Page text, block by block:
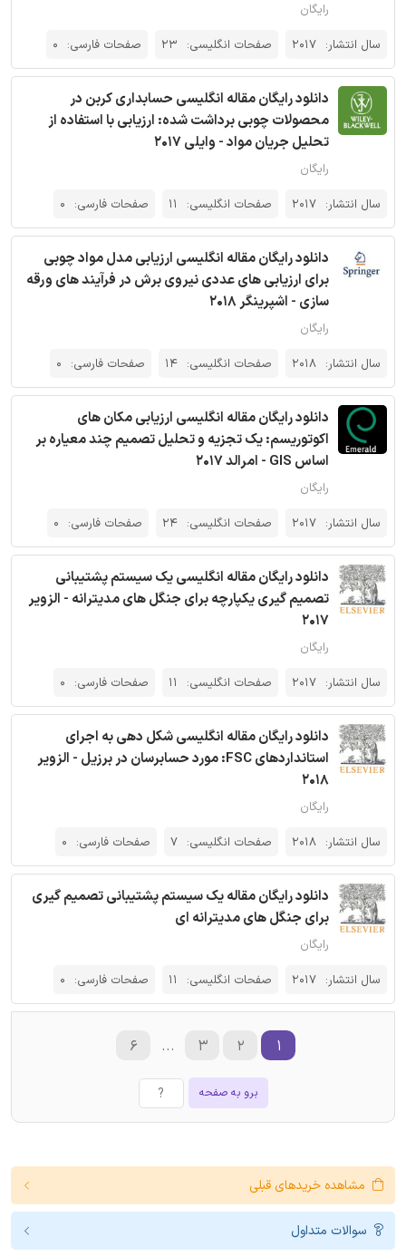
رایگان
سال انتشار: 2017 صفحات انگلیسی: 23 صفحات فارسی: 0
دانلود رایگان مقاله انگلیسی حسابداری کربن در
محصولات چوبی برداشت شده: ارزیابی با استفاده از
تحلیل جریان مواد - وایلی 2017
رایگان
سال انتشار: 2017 صفحات انگلیسی: 11 صفحات فارسی: 0
دانلود رایگان مقاله انگلیسی ارزیابی مدل مواد چوبی
برای ارزیابی های عددی نیروی برش در فرآیند های ورقه
سازی - اشپرینگر 2018
رایگان
سال انتشار: 2018 صفحات انگلیسی: 14 صفحات فارسی: 0
دانلود رایگان مقاله انگلیسی ارزیابی مکان های
اکوتوریسم: یک تجزیه و تحلیل تصمیم چند معیاره بر
اساس GIS - امرالد 2017
رایگان
سال انتشار: 2017 صفحات انگلیسی: 24 صفحات فارسی: 0
دانلود رایگان مقاله انگلیسی یک سیستم پشتیبانی
تصمیم گیری یکپارچه برای جنگل های مدیترانه - الزویر
2017
رایگان
سال انتشار: 2017 صفحات انگلیسی: 11 صفحات فارسی: 0
دانلود رایگان مقاله انگلیسی شکل دهی به اجرای
استانداردهای FSC: مورد حسابرسان در برزیل - الزویر
2018
رایگان
سال انتشار: 2018 صفحات انگلیسی: 7 صفحات فارسی: 0
دانلود رایگان مقاله یک سیستم پشتیبانی تصمیم گیری
برای جنگل های مدیترانه ای
رایگان
سال انتشار: 2017 صفحات انگلیسی: 11 صفحات فارسی: 0
برو به صفحه
۱ ۲ ۳ ... ۶
مشاهده خریدهای قبلی
سوالات متداول